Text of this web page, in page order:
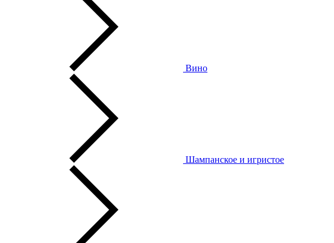
Вино
Шампанское и игристое